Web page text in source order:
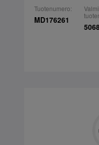
Tuotenumero:
MD176261